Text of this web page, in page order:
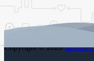
Copyright © 2026源码时